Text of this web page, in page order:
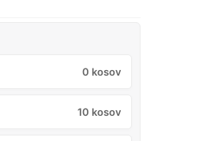
0 kosov
10 kosov